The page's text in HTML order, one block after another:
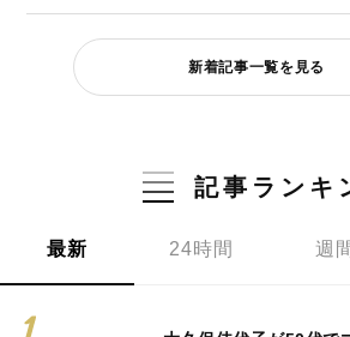
新着記事一覧を見る
記事ランキ
最新 24時間 週